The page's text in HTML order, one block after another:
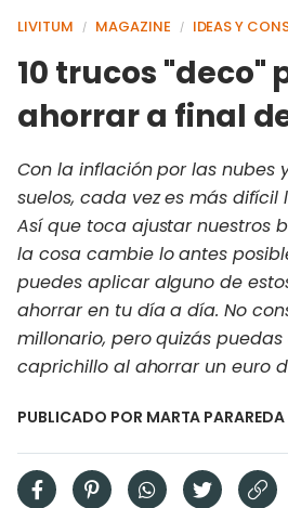
LIVITUM / MAGAZINE / IDEAS Y
10 trucos "deco"
ahorrar a final
Con la inflación por las nubes
suelos, cada vez es más difícil
Así que toca ajustar nuestros
la cosa cambie lo antes
puedes aplicar alguno de
ahorrar en tu día a día. No
millonario, pero quizás
caprichillo al ahorrar un euro
PUBLICADO POR MARTA PARAREDA